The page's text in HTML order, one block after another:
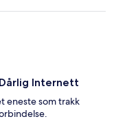
Internett
eneste som trakk